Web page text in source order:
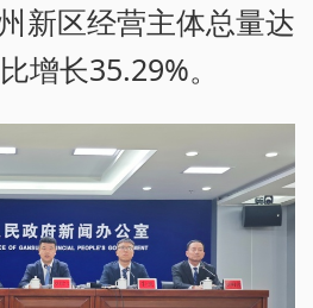
新区经营主体总量达
增长35.29%。